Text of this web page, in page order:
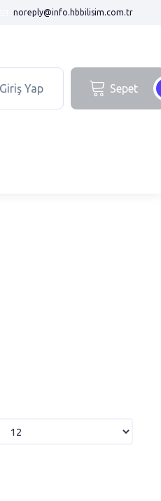
noreply@info.hbbilisim.com.tr
Giriş Yap Sepet